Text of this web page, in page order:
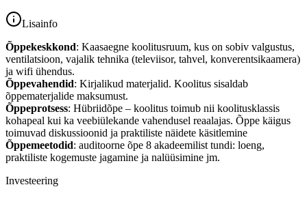
Lisainfo
Õppekeskkond: Kaasaegne koolitusruum, kus on sobiv valgustus,
ventilatsioon, vajalik tehnika (televiisor, tahvel, konverentsikaamera)
ja wifi ühendus.
Õppevahendid: Kirjalikud materjalid. Koolitus sisaldab
õppematerjalide maksumust.
Õppeprotsess: Hübriidõpe – koolitus toimub nii koolitusklassis
kohapeal kui ka veebiülekande vahendusel reaalajas. Õppe käigus
toimuvad diskussioonid ja praktiliste näidete käsitlemine
Õppemeetodid: auditoorne õpe 8 akadeemilist tundi: loeng,
praktiliste kogemuste jagamine ja nalüüsimine jm.
Investeering